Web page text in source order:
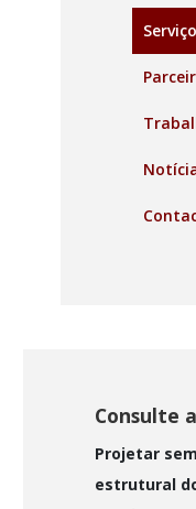
Consulte
Projetar
estrutural